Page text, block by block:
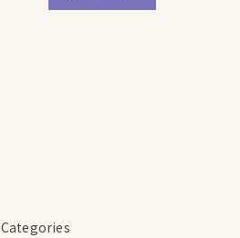
Categories